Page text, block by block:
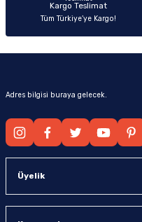
Kargo Teslimat
Tüm Türkiye’ye Kargo!
Adres bilgisi buraya gelecek.
Üyelik